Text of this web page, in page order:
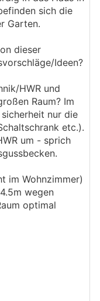
sich die
Garten.
dieser
Ideen?
HWR und
Raum? Im
nur die
etc.).
um - sprich
im Wohnzimmer)
wegen
optimal